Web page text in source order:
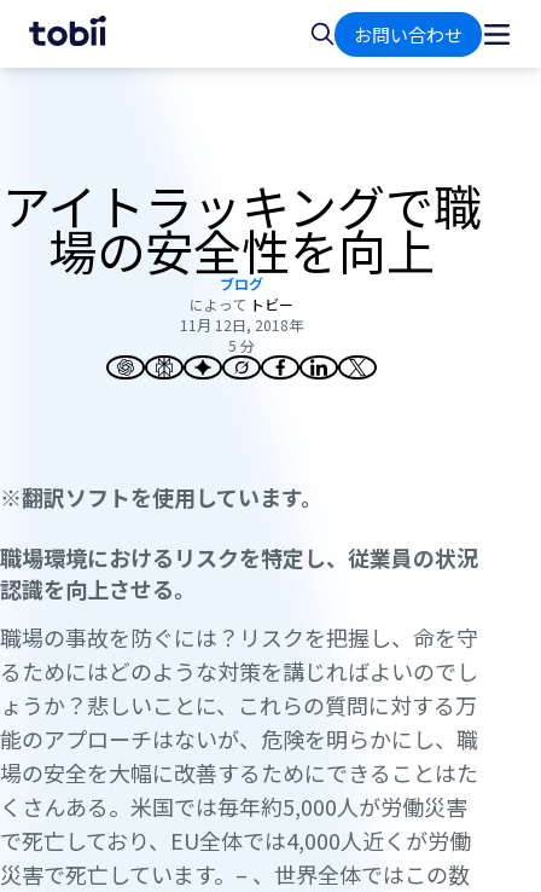
ー
検
索
お問い合わせ
アイトラッキングで職
場の安全性を向上
ブログ
によって トビー
11月 12日, 2018年
5 分
※翻訳ソフトを使用しています。
職場環境におけるリスクを特定し、従業員の状況
認識を向上させる。
職場の事故を防ぐには？リスクを把握し、命を守
るためにはどのような対策を講じればよいのでし
ょうか？悲しいことに、これらの質問に対する万
能のアプローチはないが、危険を明らかにし、職
場の安全を大幅に改善するためにできることはた
くさんある。米国では毎年約5,000人が労働災害
で死亡しており、EU全体では4,000人近くが労働
災害で死亡しています。– 、世界全体ではこの数